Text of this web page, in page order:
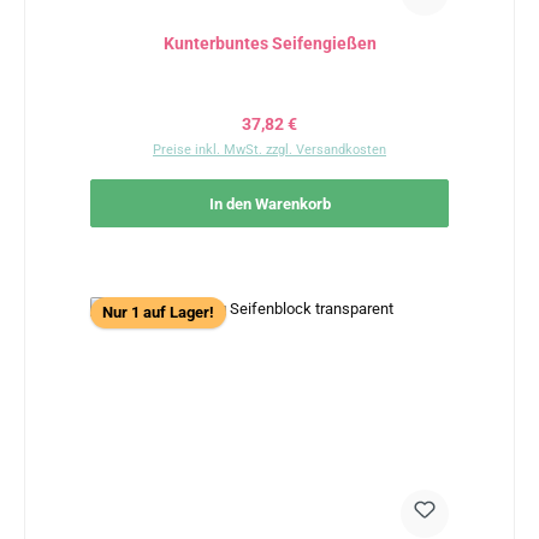
Kunterbuntes Seifengießen
Regulärer Preis:
37,82 €
Preise inkl. MwSt. zzgl. Versandkosten
In den Warenkorb
Nur 1 auf Lager!